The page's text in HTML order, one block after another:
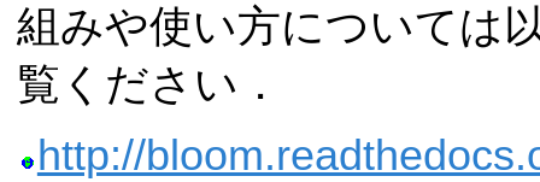
組みや使い方については
覧ください．
http://